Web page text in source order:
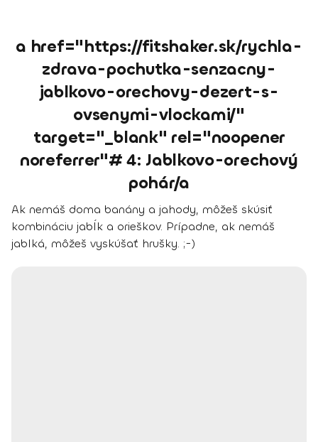
a href="https://fitshaker.sk/rychla-
zdrava-pochutka-senzacny-
jablkovo-orechovy-dezert-s-
ovsenymi-vlockami/"
target="_blank" rel="noopener
noreferrer"# 4: Jablkovo-orechový
pohár/a
Ak nemáš doma banány a jahody, môžeš skúsiť
kombináciu jabĺk a orieškov. Prípadne, ak nemáš
jablká, môžeš vyskúšať hrušky. ;-)